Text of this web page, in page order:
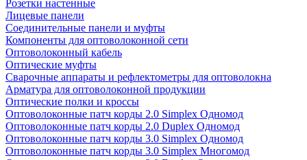
Розетки настенные
Лицевые панели
Соединительные панели и муфты
Компоненты для оптоволоконной сети
Оптоволоконный кабель
Оптические муфты
Сварочные аппараты и рефлектометры для оптоволокна
Арматура для оптоволоконной продукции
Оптические полки и кроссы
Оптоволоконные патч корды 2.0 Simplex Одномод
Оптоволоконные патч корды 2.0 Duplex Одномод
Оптоволоконные патч корды 3.0 Simplex Одномод
Оптоволоконные патч корды 3.0 Simplex Многомод